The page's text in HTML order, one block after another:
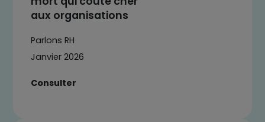
aux organisations
Parlons RH
Janvier 2026
Consulter